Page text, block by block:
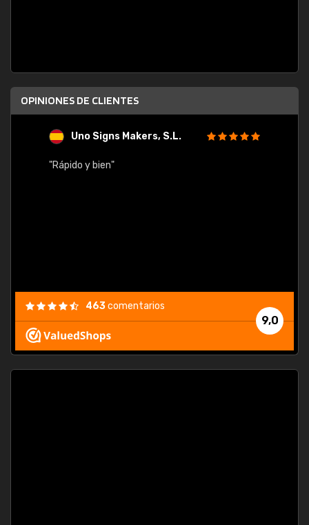
OPINIONES DE CLIENTES
Uno Signs Makers, S.L.
"Rápido y bien"
9,0
463comentarios